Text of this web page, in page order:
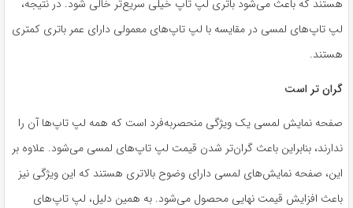
هستند که باعث می‌شود باتری لپ تاپ خیلی سریع‌تر خالی شود. در نتیجه،
لپ تاپ‌های لمسی در مقایسه با لپ تاپ‌های معمولی دارای عمر باتری کمتری
هستند.
گران تر است
صفحه نمایش لمسی یک ویژگی منحصربه‌فرد است که همه لپ تاپ‌ها آن را
ندارند، بنابراین باعث گران‌تر شدن قیمت لپ تاپ‌های لمسی می‌شود. علاوه بر
این، صفحه نمایش‌های لمسی دارای وضوح بالاتری هستند که این ویژگی نیز
باعث افزایش قیمت نهایی محصول می‌شود. به همین دلیل، لپ تاپ‌های